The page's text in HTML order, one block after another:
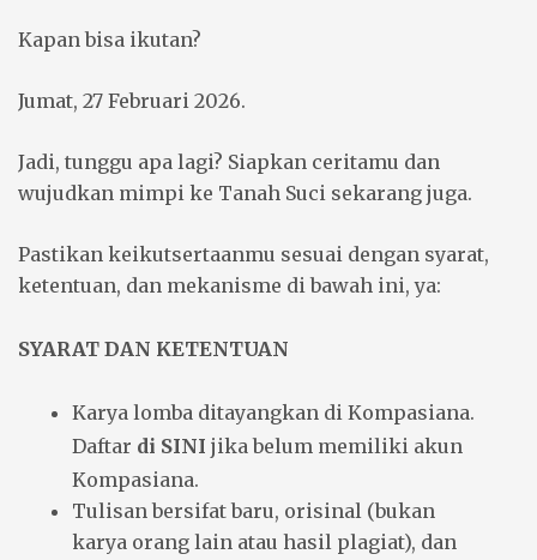
Kapan bisa ikutan?
Jumat, 27 Februari 2026.
Jadi, tunggu apa lagi? Siapkan ceritamu dan
wujudkan mimpi ke Tanah Suci sekarang juga.
Pastikan keikutsertaanmu sesuai dengan syarat,
ketentuan, dan mekanisme di bawah ini, ya:
SYARAT DAN KETENTUAN
Karya lomba ditayangkan di Kompasiana.
Daftar di SINI jika belum memiliki akun
Kompasiana.
Tulisan bersifat baru, orisinal (bukan
karya orang lain atau hasil plagiat), dan